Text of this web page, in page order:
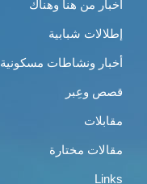
أخبار من هنا وهناك
إطلالات شبابية
أخبار ونشاطات مسكونية
قصص وعِبر
مقابلات
مقالات مختارة
Links